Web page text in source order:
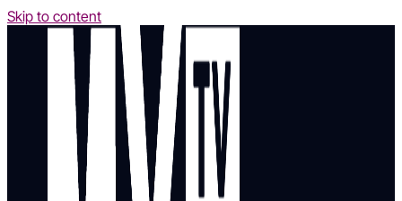
Skip to content